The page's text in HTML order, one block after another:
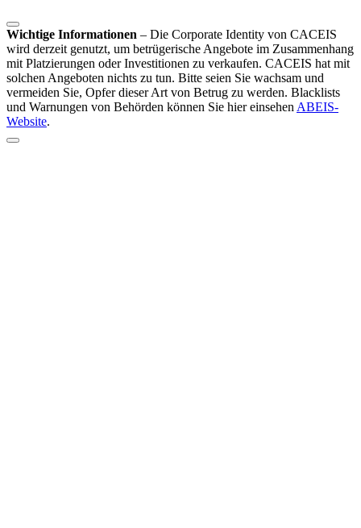
Wichtige Informationen – Die Corporate Identity von CACEIS
wird derzeit genutzt, um betrügerische Angebote im Zusammenhang
mit Platzierungen oder Investitionen zu verkaufen. CACEIS hat mit
solchen Angeboten nichts zu tun. Bitte seien Sie wachsam und
vermeiden Sie, Opfer dieser Art von Betrug zu werden. Blacklists
und Warnungen von Behörden können Sie hier einsehen ABEIS-
Website.